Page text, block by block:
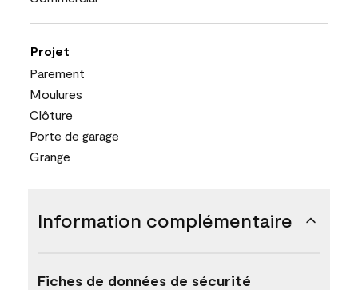
Projet
Parement
Moulures
Clôture
Porte de garage
Grange
Information complémentaire
Fiches de données de sécurité